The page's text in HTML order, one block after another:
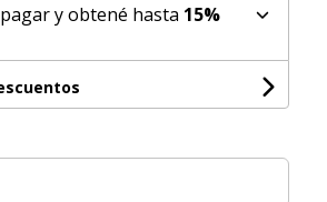
y obtené hasta 15%